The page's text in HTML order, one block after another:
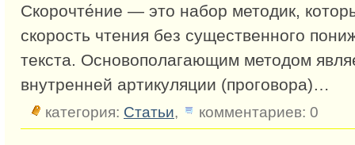
Скорочте́ние — это набор методик,
скорость чтения без существенного
текста. Основополагающим методом
внутренней артикуляции (проговора)…
категория: Статьи, комментариев: 0